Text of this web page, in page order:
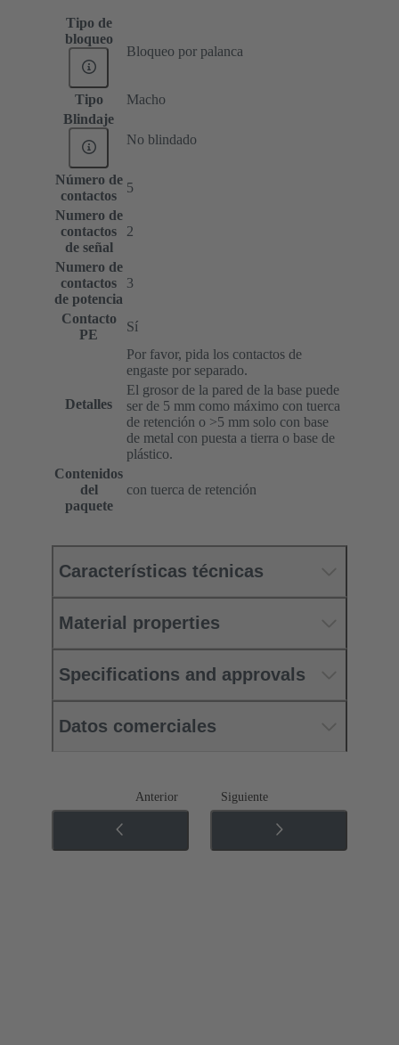
Tipo de
bloqueo
Bloqueo por palanca
Tipo
Macho
Blindaje
No blindado
Número de
contactos
5
Numero de
contactos
de señal
2
Numero de
contactos
de potencia
3
Contacto
PE
Sí
Detalles
Por favor, pida los contactos de
engaste por separado.
El grosor de la pared de la base puede
ser de 5 mm como máximo con tuerca
de retención o >5 mm solo con base
de metal con puesta a tierra o base de
plástico.
Contenidos
del
paquete
con tuerca de retención
Características técnicas
Material properties
Specifications and approvals
Datos comerciales
Anterior Siguiente